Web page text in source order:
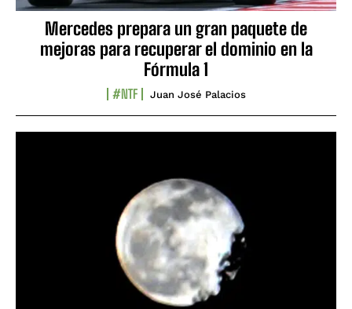
Mercedes prepara un gran paquete de
mejoras para recuperar el dominio en la
Fórmula 1
#NTF Juan José Palacios